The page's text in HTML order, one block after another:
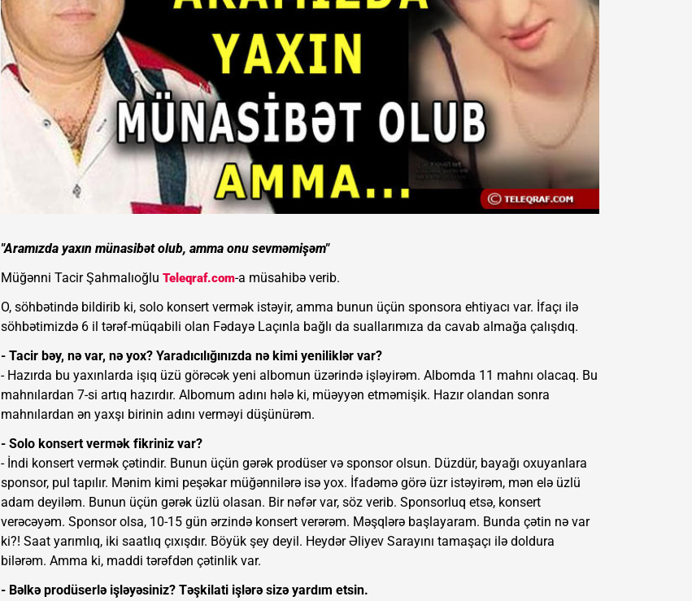
"Aramızda yaxın münasibət olub, amma onu sevməmişəm"
Müğənni Tacir Şahmalıoğlu Teleqraf.com-a müsahibə verib.
O, söhbətində bildirib ki, solo konsert vermək istəyir, amma bunun üçün sponsora ehtiyacı var. İfaçı ilə
söhbətimizdə 6 il tərəf-müqabili olan Fədayə Laçınla bağlı da suallarımıza da cavab almağa çalışdıq.
- Tacir bəy, nə var, nə yox? Yaradıcılığınızda nə kimi yeniliklər var?
- Hazırda bu yaxınlarda işıq üzü görəcək yeni albomun üzərində işləyirəm. Albomda 11 mahnı olacaq. Bu
mahnılardan 7-si artıq hazırdır. Albomum adını hələ ki, müəyyən etməmişik. Hazır olandan sonra
mahnılardan ən yaxşı birinin adını verməyi düşünürəm.
- Solo konsert vermək fikriniz var?
- İndi konsert vermək çətindir. Bunun üçün gərək prodüser və sponsor olsun. Düzdür, bayağı oxuyanlara
sponsor, pul tapılır. Mənim kimi peşəkar müğənnilərə isə yox. İfadəmə görə üzr istəyirəm, mən elə üzlü
adam deyiləm. Bunun üçün gərək üzlü olasan. Bir nəfər var, söz verib. Sponsorluq etsə, konsert
verəcəyəm. Sponsor olsa, 10-15 gün ərzində konsert verərəm. Məşqlərə başlayaram. Bunda çətin nə var
ki?! Saat yarımlıq, iki saatlıq çıxışdır. Böyük şey deyil. Heydər Əliyev Sarayını tamaşaçı ilə doldura
bilərəm. Amma ki, maddi tərəfdən çətinlik var.
- Bəlkə prodüserlə işləyəsiniz? Təşkilati işlərə sizə yardım etsin.